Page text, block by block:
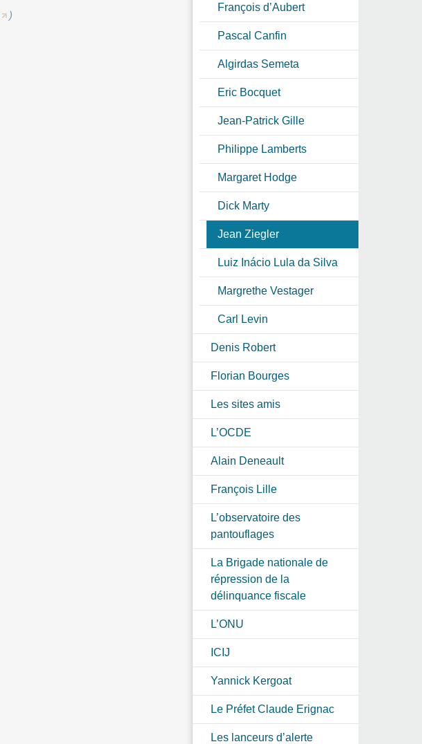
)
François d’Aubert
Pascal Canfin
Algirdas Semeta
Eric Bocquet
Jean-Patrick Gille
Philippe Lamberts
Margaret Hodge
Dick Marty
Jean Ziegler
Luiz Inácio Lula da Silva
Margrethe Vestager
Carl Levin
Denis Robert
Florian Bourges
Les sites amis
L’OCDE
Alain Deneault
François Lille
L’observatoire des
pantouflages
La Brigade nationale de
répression de la
délinquance fiscale
L’ONU
ICIJ
Yannick Kergoat
Le Préfet Claude Erignac
Les lanceurs d’alerte